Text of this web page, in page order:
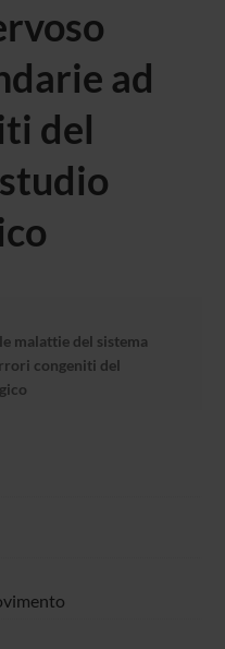
ad
del
malattie del sistema
congeniti del